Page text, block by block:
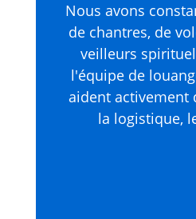
Nous avons
de chantres, de
veilleurs
l'équipe de
aident activement
la logistique,